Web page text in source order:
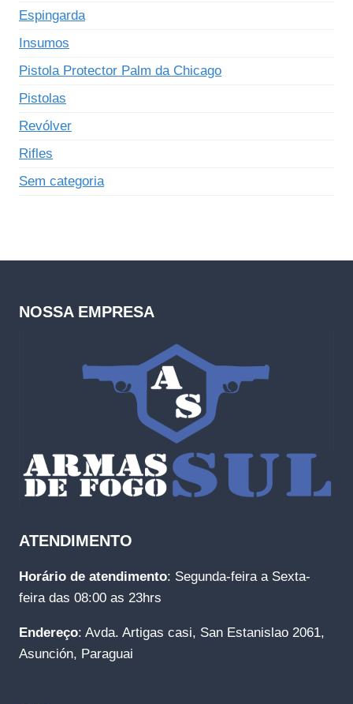
Espingarda
Insumos
Pistola Protector Palm da Chicago
Pistolas
Revólver
Rifles
Sem categoria
NOSSA EMPRESA
ATENDIMENTO
Horário de atendimento: Segunda-feira a Sexta-
feira das 08:00 as 23hrs
Endereço: Avda. Artigas casi, San Estanislao 2061,
Asunción, Paraguai